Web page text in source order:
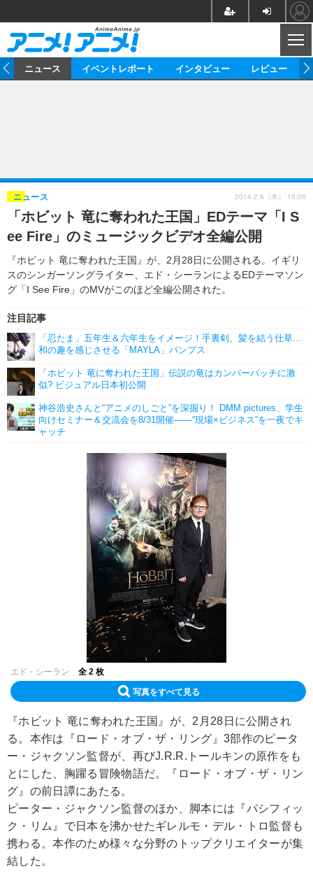
ゲーム グッズ
イベント 海外
海外イベント ビジネス
俳優・タレント アーティスト
ビジネス
アニメ 実写
イベント
ゲーム 座談会
動画
アニメ！アニメ！TV ABEMA Cafe
ニュース イベントレポート インタビュー レビュー
「ホビット 竜に奪われた王国」EDテーマ「I S
ee Fire」のミュージックビデオ全編公開
『ホビット 竜に奪われた王国』が、2月28日に公開される。イギリ
スのシンガーソングライター、エド・シーランによるEDテーマソン
グ「I See Fire」のMVがこのほど全編公開された。
ニュース
注目記事
「忍たま」五年生＆六年生をイメージ！手裏剣、髪を結う仕草…
和の趣を感じさせる「MAYLA」パンプス
「ホビット 竜に奪われた王国」伝説の竜はカンバーバッチに激
似? ビジュアル日本初公開
神谷浩史さんと“アニメのしごと”を深掘り！ DMM pictures、学生
向けセミナー＆交流会を8/31開催――“現場×ビジネス”を一夜でキ
ャッチ
2014.2.6（木） 15:09
エド・シーラン 全 2 枚
写真をすべて見る
『ホビット 竜に奪われた王国』が、2月28日に公開され
る。本作は『ロード・オブ・ザ・リング』3部作のピータ
ー・ジャクソン監督が、再びJ.R.R.トールキンの原作をも
とにした、胸躍る冒険物語だ。『ロード・オブ・ザ・リン
グ』の前日譚にあたる。
ピーター・ジャクソン監督のほか、脚本には『パシフィッ
ク・リム』で日本を沸かせたギレルモ・デル・トロ監督も
携わる。本作のため様々な分野のトップクリエイターが集
結した。